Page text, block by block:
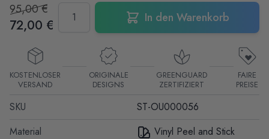
SKU
ST-OU000056
Material
Vinyl Peel and Stick
95,00 €
72,00 € In den Warenkorb
KOSTENLOSER
VERSAND
ORIGINALE
DESIGNS
GREENGUARD
ZERTIFIZIERT
FAIRE
PREISE